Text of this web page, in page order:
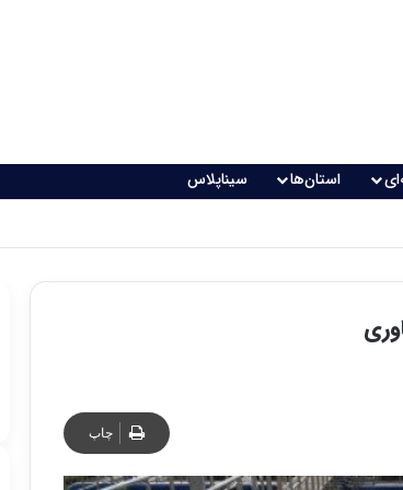
استان‌ها سیناپلاس
چاپ